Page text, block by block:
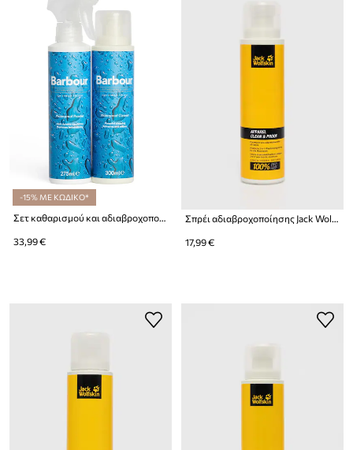
-15% ΜΕ ΚΩΔΙΚΟ*
Σετ καθαρισμού και αδιαβροχοποίησης αδιάβροχων ενδυμάτων Barbour Waterproof Jacket Care Kit 300/275 ml 2-pack
33,99 €
Σπρέι αδιαβροχοποίησης Jack Wolfskin
17,99 €